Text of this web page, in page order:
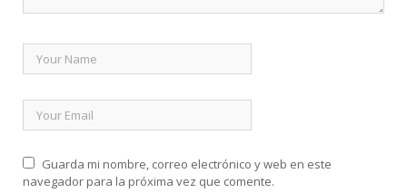
Guarda mi nombre, correo electrónico y web en este
navegador para la próxima vez que comente.